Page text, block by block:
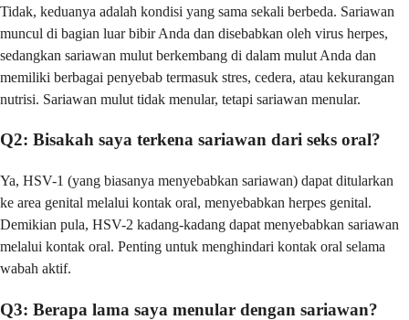
Tidak, keduanya adalah kondisi yang sama sekali berbeda. Sariawan
muncul di bagian luar bibir Anda dan disebabkan oleh virus herpes,
sedangkan sariawan mulut berkembang di dalam mulut Anda dan
memiliki berbagai penyebab termasuk stres, cedera, atau kekurangan
nutrisi. Sariawan mulut tidak menular, tetapi sariawan menular.
Q2: Bisakah saya terkena sariawan dari seks oral?
Ya, HSV-1 (yang biasanya menyebabkan sariawan) dapat ditularkan
ke area genital melalui kontak oral, menyebabkan herpes genital.
Demikian pula, HSV-2 kadang-kadang dapat menyebabkan sariawan
melalui kontak oral. Penting untuk menghindari kontak oral selama
wabah aktif.
Q3: Berapa lama saya menular dengan sariawan?